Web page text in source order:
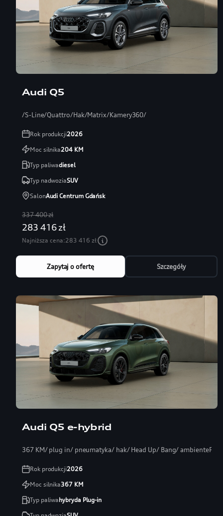
Audi Q5
/S-Line/Quattro/Hak/Matrix/Kamery360/
Rok produkcji2026
Moc silnika204KM
Typ paliwadiesel
Typ nadwoziaSUV
SalonAudi Centrum Gdańsk
337 400 zł
283 416 zł
Najniższa cena:283 416 zł
Zapytaj o ofertę Szczegóły
Audi Q5 e-hybrid
367 KM/ plug in/ pneumatyka/ hak/ Head Up/ Bang/ ambientePRO
Rok produkcji2026
Moc silnika367KM
Typ paliwahybryda Plug-in